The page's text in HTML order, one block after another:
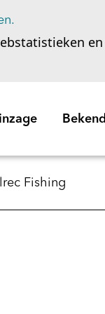
Fishing